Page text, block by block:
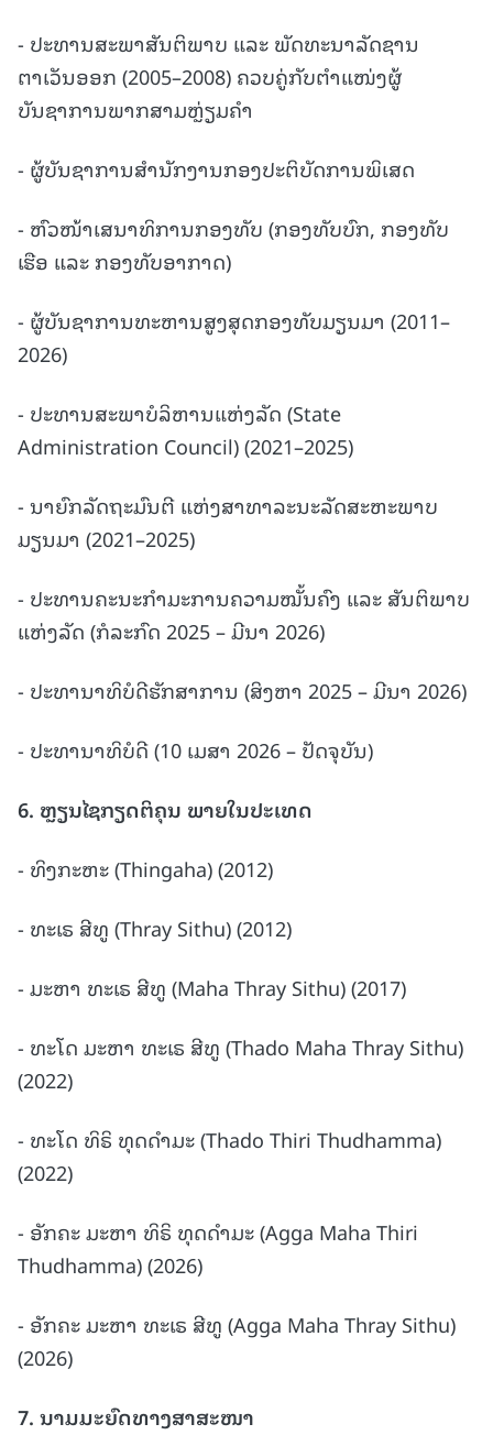
- ປະທານສະພາສັນຕິພາບ ແລະ ພັດທະນາລັດຊານ
ຕາເວັນອອກ (2005–2008) ຄວບຄູ່ກັບຕຳແໜ່ງຜູ້
ບັນຊາການພາກສາມຫຼ່ຽມຄຳ
- ຜູ້ບັນຊາການສຳນັກງານກອງປະຕິບັດການພິເສດ
- ຫົວໜ້າເສນາທິການກອງທັບ (ກອງທັບບົກ, ກອງທັບ
ເຮືອ ແລະ ກອງທັບອາກາດ)
- ຜູ້ບັນຊາການທະຫານສູງສຸດກອງທັບມຽນມາ (2011–
2026)
- ປະທານສະພາບໍລິຫານແຫ່ງລັດ (State
Administration Council) (2021–2025)
- ນາຍົກລັດຖະມົນຕີ ແຫ່ງສາທາລະນະລັດສະຫະພາບ
ມຽນມາ (2021–2025)
- ປະທານຄະນະກຳມະການຄວາມໝັ້ນຄົງ ແລະ ສັນຕິພາບ
ແຫ່ງລັດ (ກໍລະກົດ 2025 – ມີນາ 2026)
- ປະທານາທິບໍດີຮັກສາການ (ສິງຫາ 2025 – ມີນາ 2026)
- ປະທານາທິບໍດີ (10 ເມສາ 2026 – ປັດຈຸບັນ)
6. ຫຼຽນໄຊກຽດຕິຄຸນ ພາຍໃນປະເທດ
- ທິງກະຫະ (Thingaha) (2012)
- ທະເຣ ສີທູ (Thray Sithu) (2012)
- ມະຫາ ທະເຣ ສີທູ (Maha Thray Sithu) (2017)
- ທະໂດ ມະຫາ ທະເຣ ສີທູ (Thado Maha Thray Sithu)
(2022)
- ທະໂດ ທິຣິ ທຸດດຳມະ (Thado Thiri Thudhamma)
(2022)
- ອັກຄະ ມະຫາ ທິຣິ ທຸດດຳມະ (Agga Maha Thiri
Thudhamma) (2026)
- ອັກຄະ ມະຫາ ທະເຣ ສີທູ (Agga Maha Thray Sithu)
(2026)
7. ນາມມະຍົດທາງສາສະໜາ